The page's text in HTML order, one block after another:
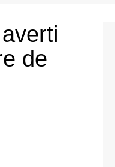
de